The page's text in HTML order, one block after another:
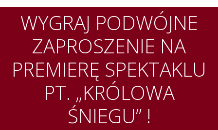
WYGRAJ PODWÓJNE
ZAPROSZENIE NA
PREMIERĘ SPEKTAKLU
PT. „KRÓLOWA
ŚNIEGU” !
Warsztaty
Festiwal
Kurs instruktorski
Sprawozdania